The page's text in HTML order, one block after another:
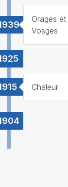
Orages
Vosges
Chaleur